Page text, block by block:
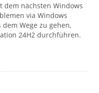
dem nächsten Windows
via Windows
Wege zu gehen,
24H2 durchführen.